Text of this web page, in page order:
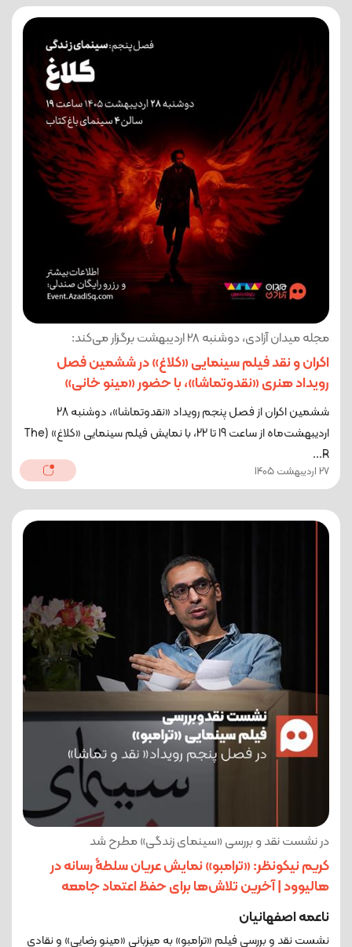
مجله میدان آزادی، دوشنبه 28 اردیبهشت برگزار می‌کند:
اکران و نقد فیلم سینمایی «کلاغ» در ششمین فصل
رویداد هنری «نقدوتماشا»، با حضور «مینو خانی»
ششمین اکران از فصل پنجم رویداد «نقدوتماشا»، دوشنبه 28
اردیبهشت‌ماه از ساعت 19 تا 22، با نمایش فیلم سینمایی «کلاغ» (The
R...
27 اردیبهشت 1405
در نشست نقد و بررسی «سینمای زندگی» مطرح شد
کریم نیکونظر: «ترامبو» نمایش عریان سلطۀ رسانه در
هالیوود | آخرین تلاش‌ها برای حفظ اعتماد جامعه
ناعمه اصفهانیان
نشست نقد و بررسی فیلم «ترامبو» به میزبانی «مینو رضایی» و نقادی